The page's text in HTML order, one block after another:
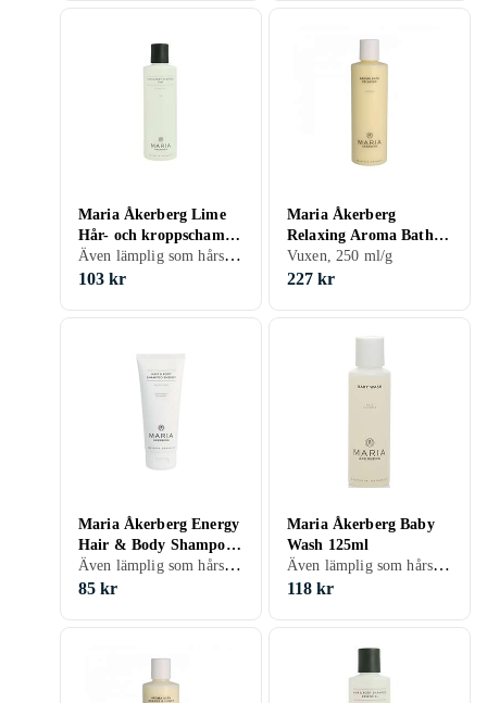
Maria Åkerberg Lime
Hår- och kroppschampo
250ml
Även lämplig som hårschampo, 250 ml/g
103 kr
Maria Åkerberg
Relaxing Aroma Bath
250ml
Vuxen, 250 ml/g
227 kr
Maria Åkerberg Energy
Hair & Body Shampoo
100ml
Även lämplig som hårschampo, Vuxen, 100 ml/g
85 kr
Maria Åkerberg Baby
Wash 125ml
Även lämplig som hårschampo, Barn, 125 ml/g
118 kr